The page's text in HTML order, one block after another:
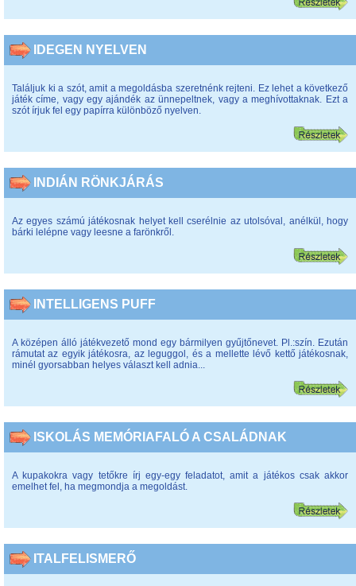
IDEGEN NYELVEN
Találjuk ki a szót, amit a megoldásba szeretnénk rejteni. Ez lehet a következő
játék címe, vagy egy ajándék az ünnepeltnek, vagy a meghívottaknak. Ezt a
szót írjuk fel egy papírra különböző nyelven.
INDIÁN RÖNKJÁRÁS
Az egyes számú játékosnak helyet kell cserélnie az utolsóval, anélkül, hogy
bárki lelépne vagy leesne a farönkről.
INTELLIGENS PUFF
A középen álló játékvezető mond egy bármilyen gyűjtőnevet. Pl.:szín. Ezután
rámutat az egyik játékosra, az leguggol, és a mellette lévő kettő játékosnak,
minél gyorsabban helyes választ kell adnia...
ISKOLÁS MEMÓRIAFALÓ A CSALÁDNAK
A kupakokra vagy tetőkre írj egy-egy feladatot, amit a játékos csak akkor
emelhet fel, ha megmondja a megoldást.
ITALFELISMERŐ